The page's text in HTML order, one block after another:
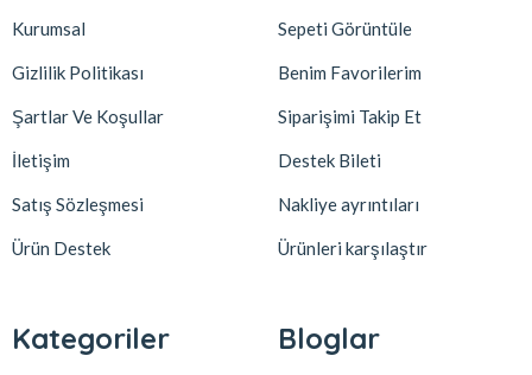
Kurumsal
Gizlilik Politikası
Şartlar Ve Koşullar
İletişim
Satış Sözleşmesi
Ürün Destek
Sepeti Görüntüle
Benim Favorilerim
Siparişimi Takip Et
Destek Bileti
Nakliye ayrıntıları
Ürünleri karşılaştır
Kategoriler Bloglar